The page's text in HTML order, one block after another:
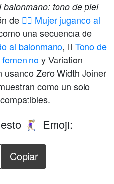
balonmano: tono de piel
de 🤾‍♀️ Mujer jugando al
una secuencia de
al balonmano, 🏼 Tono de
y Variation
usando Zero Width Joiner
como un solo
🤾🏼‍♀️ Emoji:
Copiar